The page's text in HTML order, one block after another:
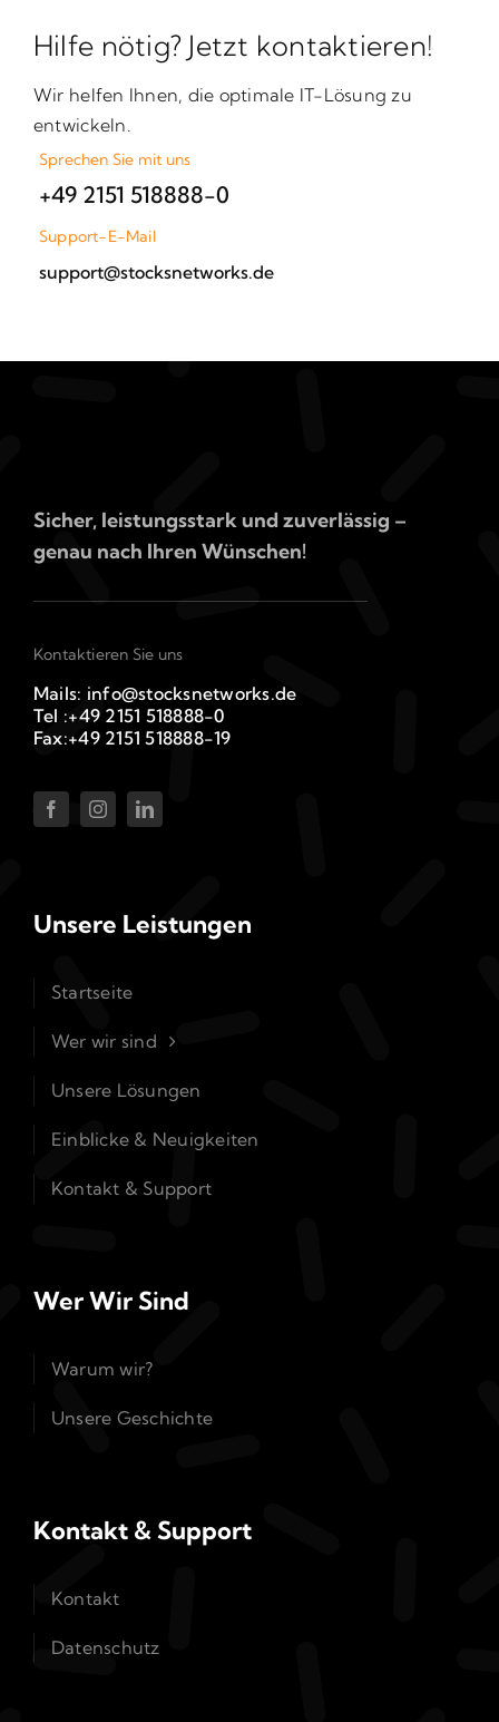
Hilfe nötig? Jetzt kontaktieren!
Wir helfen Ihnen, die optimale IT-Lösung zu
entwickeln.
Sprechen Sie mit uns
+49 2151 518888-0
Support-E-Mail
support@stocksnetworks.de
Sicher, leistungsstark und zuverlässig –
genau nach Ihren Wünschen!
Kontaktieren Sie uns
Mails: info@stocksnetworks.de
Tel :+49 2151 518888-0
Fax:+49 2151 518888-19
Unsere Leistungen
Startseite
Wer wir sind
Unsere Lösungen
Einblicke & Neuigkeiten
Kontakt & Support
Wer Wir Sind
Warum wir?
Unsere Geschichte
Kontakt & Support
Kontakt
Datenschutz